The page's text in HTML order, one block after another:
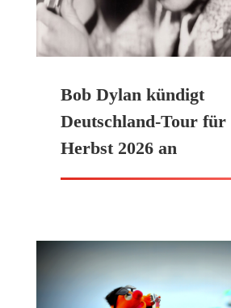
Bob Dylan kündigt
Deutschland-Tour für
Herbst 2026 an